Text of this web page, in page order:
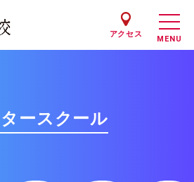
アクセス
ースクール